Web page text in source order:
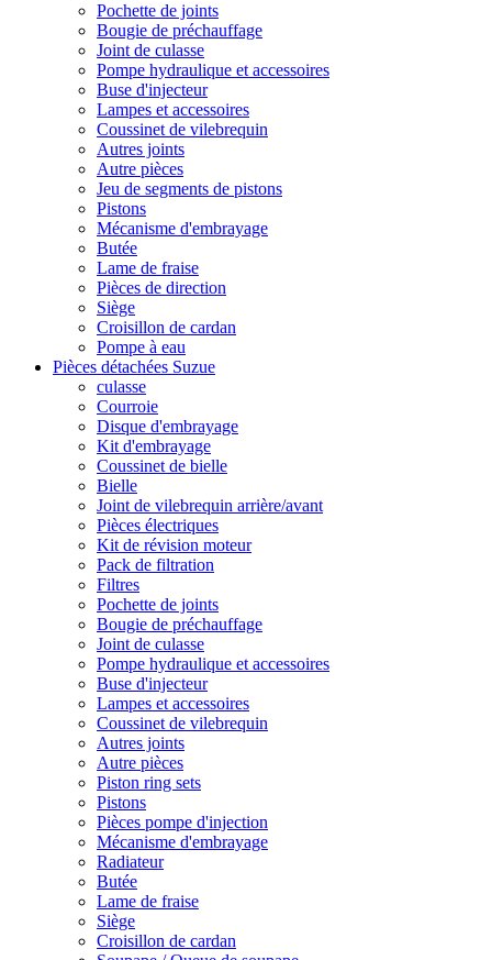
Pochette de joints
Bougie de préchauffage
Joint de culasse
Pompe hydraulique et accessoires
Buse d'injecteur
Lampes et accessoires
Coussinet de vilebrequin
Autres joints
Autre pièces
Jeu de segments de pistons
Pistons
Mécanisme d'embrayage
Butée
Lame de fraise
Pièces de direction
Siège
Croisillon de cardan
Pompe à eau
Pièces détachées Suzue
culasse
Courroie
Disque d'embrayage
Kit d'embrayage
Coussinet de bielle
Bielle
Joint de vilebrequin arrière/avant
Pièces électriques
Kit de révision moteur
Pack de filtration
Filtres
Pochette de joints
Bougie de préchauffage
Joint de culasse
Pompe hydraulique et accessoires
Buse d'injecteur
Lampes et accessoires
Coussinet de vilebrequin
Autres joints
Autre pièces
Piston ring sets
Pistons
Pièces pompe d'injection
Mécanisme d'embrayage
Radiateur
Butée
Lame de fraise
Siège
Croisillon de cardan